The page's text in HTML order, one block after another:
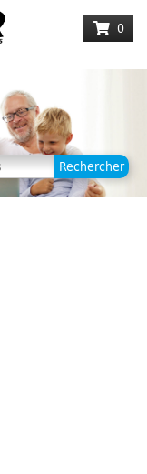
0